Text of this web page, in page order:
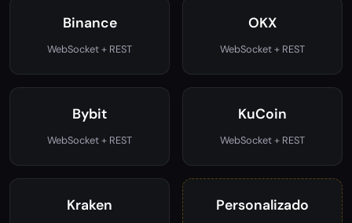
Binance
WebSocket + REST
OKX
WebSocket + REST
Bybit
WebSocket + REST
KuCoin
WebSocket + REST
Kraken Personalizado